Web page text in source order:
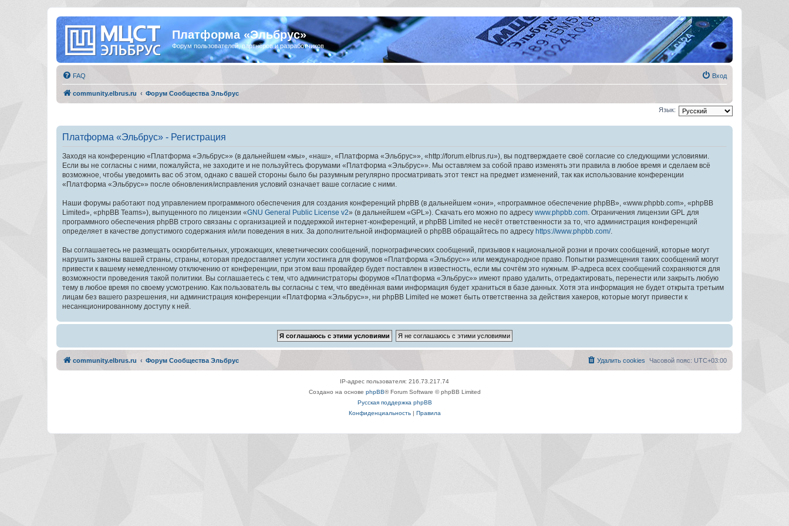
Платформа «Эльбрус»
Форум пользователей, партнёров и разработчиков
FAQ Вход
community.elbrus.ru Форум Сообщества Эльбрус
Язык:
Платформа «Эльбрус» - Регистрация
Заходя на конференцию «Платформа «Эльбрус»» (в дальнейшем «мы», «наш», «Платформа «Эльбрус»», «http://forum.elbrus.ru»), вы подтверждаете своё согласие со следующими условиями.
Если вы не согласны с ними, пожалуйста, не заходите и не пользуйтесь форумами «Платформа «Эльбрус»». Мы оставляем за собой право изменять эти правила в любое время и сделаем всё
возможное, чтобы уведомить вас об этом, однако с вашей стороны было бы разумным регулярно просматривать этот текст на предмет изменений, так как использование конференции
«Платформа «Эльбрус»» после обновления/исправления условий означает ваше согласие с ними.
Наши форумы работают под управлением программного обеспечения для создания конференций phpBB (в дальнейшем «они», «программное обеспечение phpBB», «www.phpbb.com», «phpBB
Limited», «phpBB Teams»), выпущенного по лицензии «GNU General Public License v2» (в дальнейшем «GPL»). Скачать его можно по адресу www.phpbb.com. Ограничения лицензии GPL для
программного обеспечения phpBB строго связаны с организацией и поддержкой интернет-конференций, и phpBB Limited не несёт ответственности за то, что администрация конференций
определяет в качестве допустимого содержания и/или поведения в них. За дополнительной информацией о phpBB обращайтесь по адресу https://www.phpbb.com/.
Вы соглашаетесь не размещать оскорбительных, угрожающих, клеветнических сообщений, порнографических сообщений, призывов к национальной розни и прочих сообщений, которые могут
нарушить законы вашей страны, страны, которая предоставляет услуги хостинга для форумов «Платформа «Эльбрус»» или международное право. Попытки размещения таких сообщений могут
привести к вашему немедленному отключению от конференции, при этом ваш провайдер будет поставлен в известность, если мы сочтём это нужным. IP-адреса всех сообщений сохраняются для
возможности проведения такой политики. Вы соглашаетесь с тем, что администраторы форумов «Платформа «Эльбрус»» имеют право удалить, отредактировать, перенести или закрыть любую
тему в любое время по своему усмотрению. Как пользователь вы согласны с тем, что введённая вами информация будет храниться в базе данных. Хотя эта информация не будет открыта третьим
лицам без вашего разрешения, ни администрация конференции «Платформа «Эльбрус»», ни phpBB Limited не может быть ответственна за действия хакеров, которые могут привести к
несанкционированному доступу к ней.
community.elbrus.ru Форум Сообщества Эльбрус Часовой пояс: UTC+03:00
Удалить cookies
IP-адрес пользователя: 216.73.217.74
Создано на основе phpBB® Forum Software © phpBB Limited
Русская поддержка phpBB
Конфиденциальность| Правила